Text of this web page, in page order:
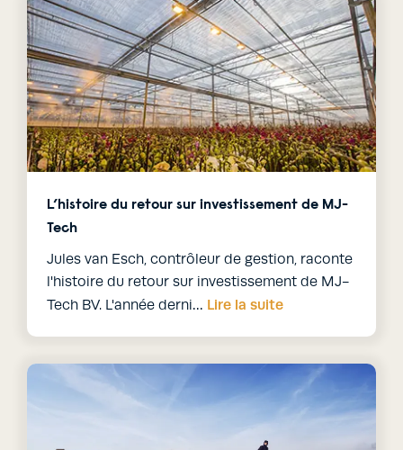
L’histoire du retour sur investissement de MJ-
Tech
Jules van Esch, contrôleur de gestion, raconte
l'histoire du retour sur investissement de MJ-
Tech BV. L'année derni… Lire la suite